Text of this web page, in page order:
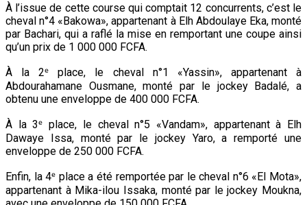
À l’issue de cette course qui comptait 12 concurrents, c’est le
cheval n°4 «Bakowa», appartenant à Elh Abdoulaye Eka, monté
par Bachari, qui a raflé la mise en remportant une coupe ainsi
qu’un prix de 1 000 000 FCFA.
À la 2ᵉ place, le cheval n°1 «Yassin», appartenant à
Abdourahamane Ousmane, monté par le jockey Badalé, a
obtenu une enveloppe de 400 000 FCFA.
À la 3ᵉ place, le cheval n°5 «Vandam», appartenant à Elh
Dawaye Issa, monté par le jockey Yaro, a remporté une
enveloppe de 250 000 FCFA.
Enfin, la 4ᵉ place a été remportée par le cheval n°6 «El Mota»,
appartenant à Mika-ilou Issaka, monté par le jockey Moukna,